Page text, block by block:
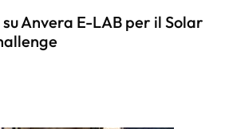
Anvera E-LAB per il Solar